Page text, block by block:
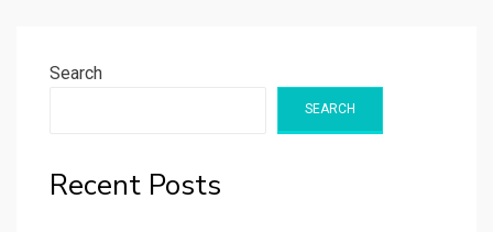
Search
SEARCH
Recent Posts